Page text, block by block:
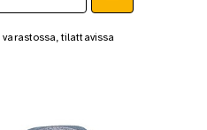
varastossa, tilattavissa